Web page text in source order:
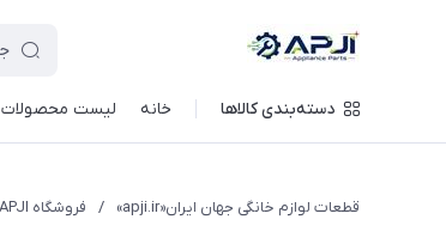
دسته‌بندی کالاها خانه لیست محصولات
قطعات لوازم خانگی جهان ایران«apji.ir» / فروشگاه APJI